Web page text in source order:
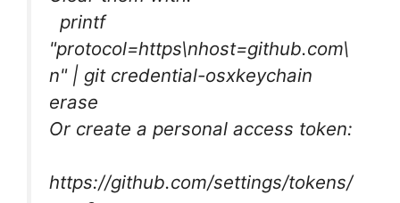
printf
"protocol=https\nhost=github.com\
n" | git credential-osxkeychain
erase
Or create a personal access token:
https://github.com/settings/tokens/